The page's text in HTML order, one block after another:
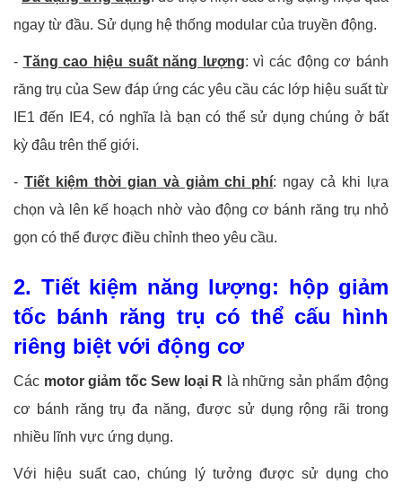
ngay từ đầu. Sử dụng hệ thống modular của truyền động.
- Tăng cao hiệu suất năng lượng: vì các động cơ bánh
răng trụ của Sew đáp ứng các yêu cầu các lớp hiệu suất từ
IE1 đến IE4, có nghĩa là bạn có thể sử dụng chúng ở bất
kỳ đâu trên thế giới.
- Tiết kiệm thời gian và giảm chi phí: ngay cả khi lựa
chọn và lên kế hoạch nhờ vào động cơ bánh răng trụ nhỏ
gọn có thể được điều chỉnh theo yêu cầu.
2. Tiết kiệm năng lượng: hộp giảm
tốc bánh răng trụ có thể cấu hình
riêng biệt với động cơ
Các motor giảm tốc Sew loại R là những sản phẩm động
cơ bánh răng trụ đa năng, được sử dụng rộng rãi trong
nhiều lĩnh vực ứng dụng.
Với hiệu suất cao, chúng lý tưởng được sử dụng cho